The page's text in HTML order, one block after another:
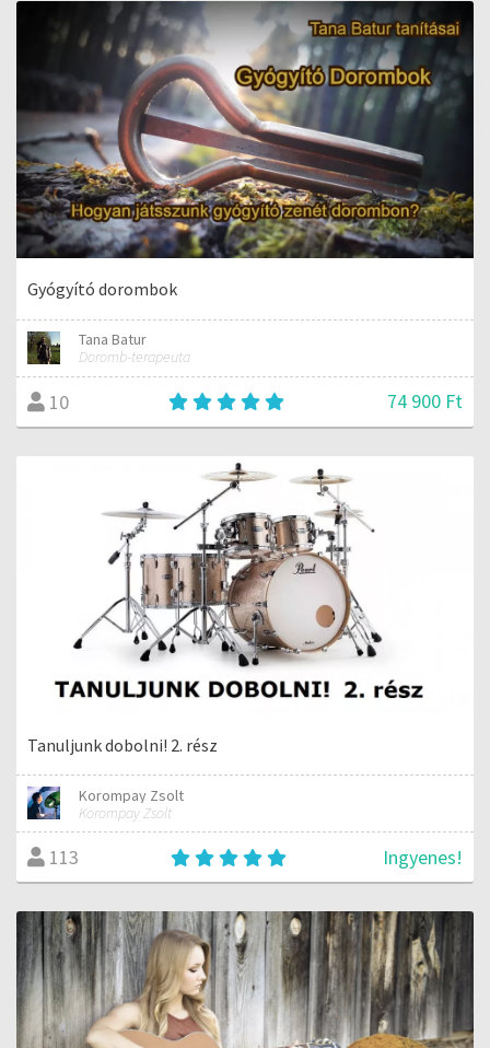
Gyógyító dorombok
Tana Batur
Doromb-terapeuta
10 74 900 Ft
Tanuljunk dobolni! 2. rész
Korompay Zsolt
Korompay Zsolt
113 Ingyenes!